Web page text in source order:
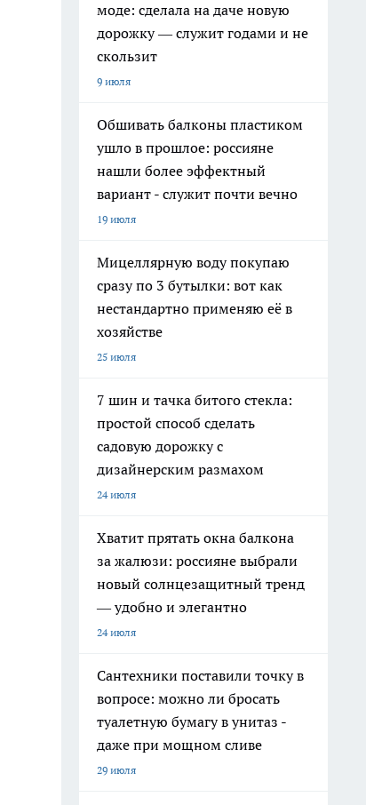
моде: сделала на даче новую
дорожку — служит годами и не
скользит
9 июля
Обшивать балконы пластиком
ушло в прошлое: россияне
нашли более эффектный
вариант - служит почти вечно
19 июля
Мицеллярную воду покупаю
сразу по 3 бутылки: вот как
нестандартно применяю её в
хозяйстве
25 июля
7 шин и тачка битого стекла:
простой способ сделать
садовую дорожку с
дизайнерским размахом
24 июля
Хватит прятать окна балкона
за жалюзи: россияне выбрали
новый солнцезащитный тренд
— удобно и элегантно
24 июля
Сантехники поставили точку в
вопросе: можно ли бросать
туалетную бумагу в унитаз -
даже при мощном сливе
29 июля